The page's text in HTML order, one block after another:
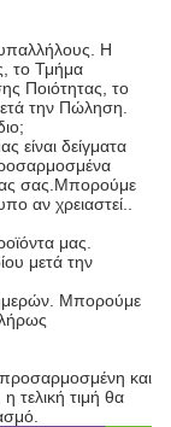
Η
το Τμήμα
Ποιότητας, το
την Πώληση.
είναι δείγματα
σας.Μπορούμε
αν χρειαστεί..
μας.
μετά την
ημερών. Μπορούμε
και
τελική τιμή θα